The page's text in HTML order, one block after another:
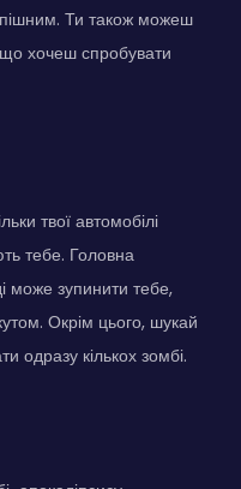
Ти також можеш
хочеш спробувати
твої автомобілі
тебе. Головна
може зупинити тебе,
Окрім цього, шукай
одразу кількох зомбі.